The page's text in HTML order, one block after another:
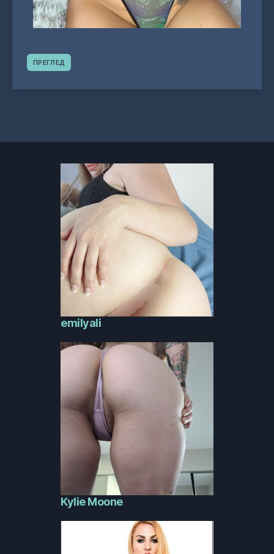
ПРЕГЛЕД
на
публикациите
emilyali
Kylie Moone